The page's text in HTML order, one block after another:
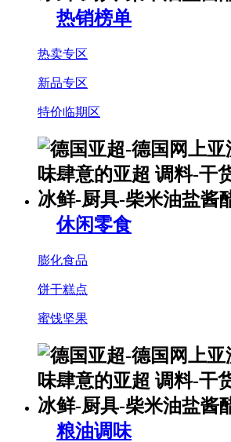
热销榜单
热卖专区
新品专区
特价临期区
休闲零食
膨化食品
饼干糕点
蜜饯坚果
粮油调味